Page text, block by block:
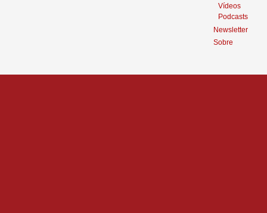
Vídeos
Podcasts
Newsletter
Sobre